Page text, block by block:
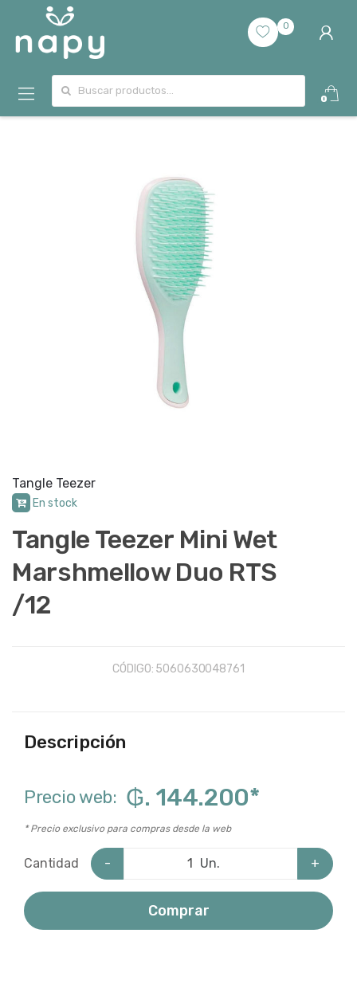
0
0
Tangle Teezer
En stock
Tangle Teezer Mini Wet
Marshmellow Duo RTS
/12
CÓDIGO: 5060630048761
Descripción
Precio web: ₲. 144.200*
* Precio exclusivo para compras desde la web
Cantidad - Un. +
Comprar